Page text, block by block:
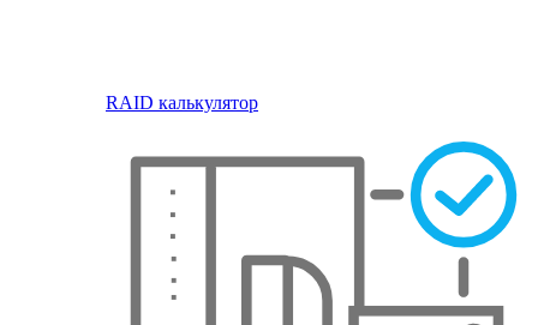
RAID калькулятор